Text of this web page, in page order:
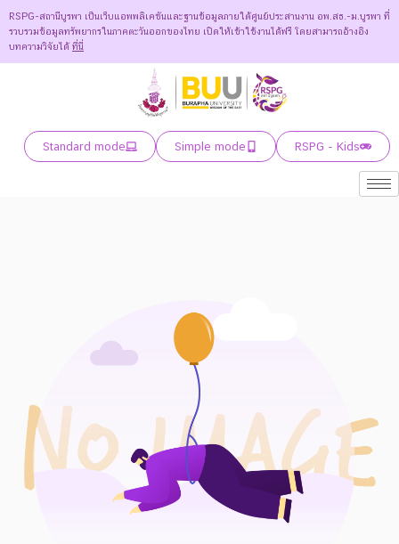
RSPG-สถานีบูรพา เป็นเว็บแอพพลิเคชันและฐานข้อมูลภายใต้ศูนย์ประสานงาน อพ.สธ.-ม.บูรพา ที่
รวบรวมข้อมูลทรัพยากรในภาคตะวันออกของไทย เปิดให้เข้าใช้งานได้ฟรี โดยสามารถอ้างอิง
บทความวิจัยได้ ที่นี่
Standard mode Simple mode RSPG - Kids